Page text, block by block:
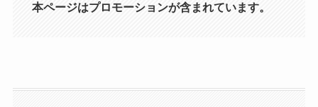
本ページはプロモーションが含まれています。